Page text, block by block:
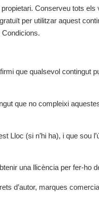
Conserveu tots
per utilitzar aquest
Condicions.
que qualsevol contingut
que no compleixi
Lloc (si n’hi ha), i que sou
una llicència per fer-ho
d’autor, marques